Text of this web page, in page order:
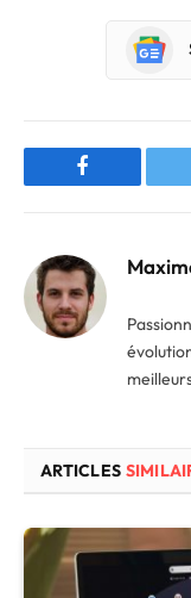
Facebook
ARTICLES